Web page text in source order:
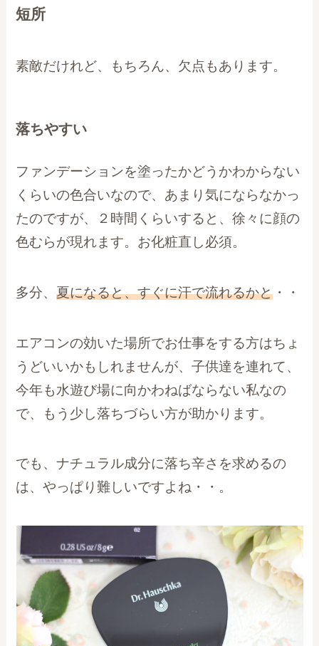
短所
素敵だけれど、もちろん、欠点もあります。
落ちやすい
ファンデーションを塗ったかどうかわからない
くらいの色合いなので、あまり気にならなかっ
たのですが、２時間くらいすると、徐々に顔の
色むらが現れます。お化粧直し必須。
多分、夏になると、すぐに汗で流れるかと ・・
エアコンの効いた場所でお仕事をする方はちょ
うどいいかもしれませんが、子供達を連れて、
今年も水遊び場に向かわねばならない私なの
で、もう少し落ちづらい方が助かります。
でも、ナチュラル成分に落ち辛さを求めるの
は、やっぱり難しいですよね・・。